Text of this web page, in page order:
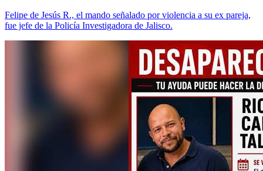
Felipe de Jesús R., el mando señalado por violencia a su ex pareja,
fue jefe de la Policía Investigadora de Jalisco.